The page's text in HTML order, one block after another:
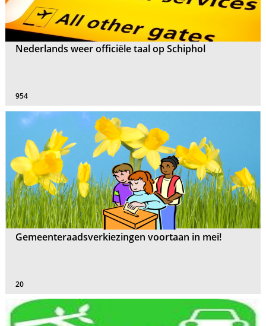
Nederlands weer officiële taal op Schiphol
954
Gemeenteraadsverkiezingen voortaan in mei!
20